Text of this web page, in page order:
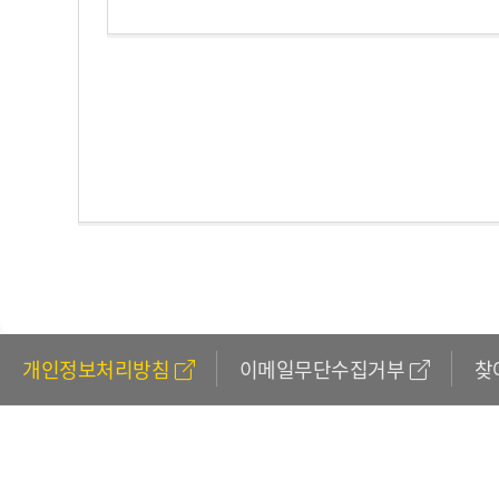
개인정보처리방침 이메일무단수집거부 찾